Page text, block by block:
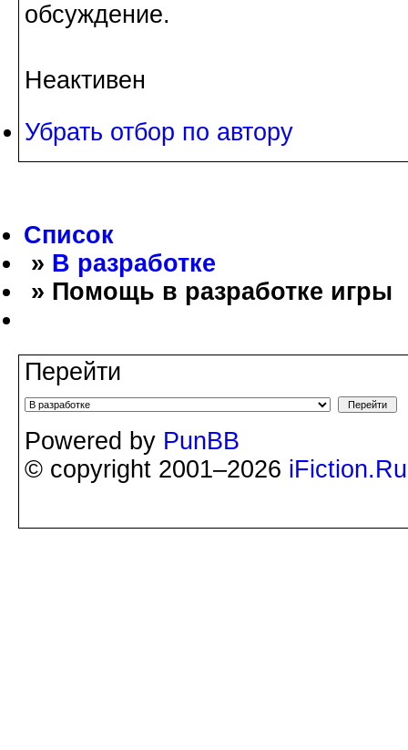
обсуждение.
Неактивен
Убрать отбор по автору
Список
» В разработке
» Помощь в разработке игры
Перейти
Powered by PunBB
© copyright 2001–2026 iFiction.Ru